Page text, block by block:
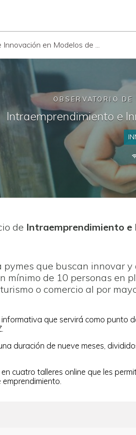
en Modelos de ...
OBSERVATORIO
Intraemprendimiento e
de Intraemprendimiento e
que buscan innovar
mínimo de 10 personas en
o comercio al por
que servirá como punto
duración de nueve meses,
cuatro talleres online que les